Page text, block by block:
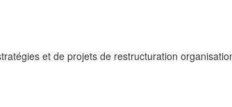
et de projets de restructuration